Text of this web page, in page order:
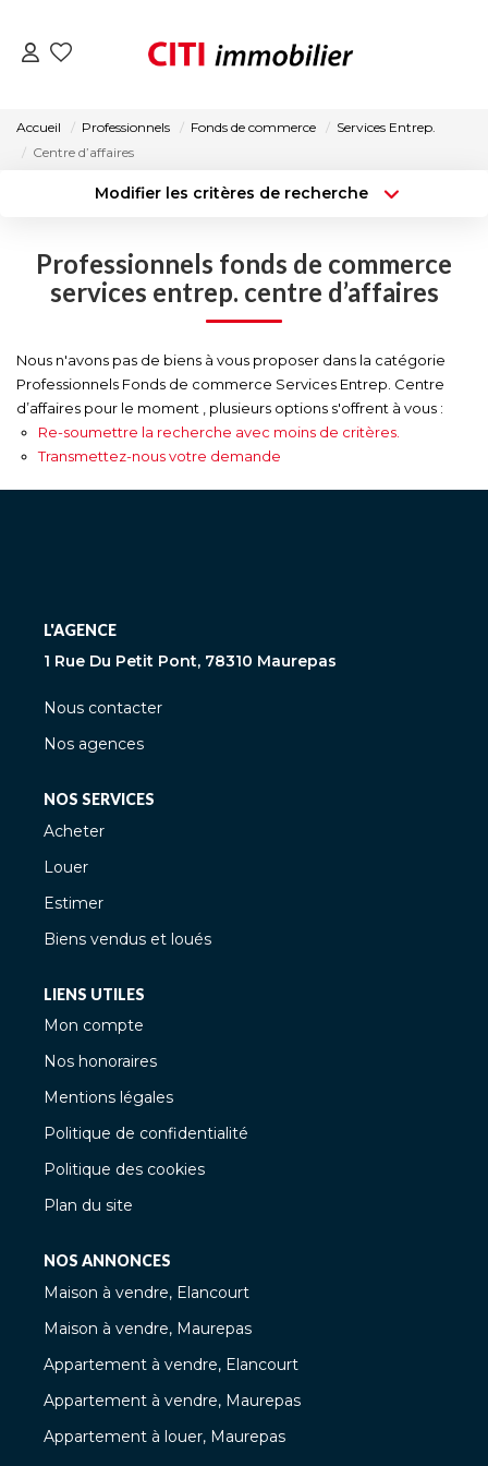
NOS AGENCES
ACTUALITÉS
CONTACT
Accueil Professionnels Fonds de commerce
Services Entrep.
Centre d’affaires
Modifier les critères de recherche
Sélectionnez...
Type de bien
Surface min
Créer une alerte
Professionnels fonds de commerce
services entrep. centre d’affaires
Nous n'avons pas de biens à vous proposer dans la catégorie
Professionnels Fonds de commerce Services Entrep. Centre
d’affaires pour le moment , plusieurs options s'offrent à vous :
Re-soumettre la recherche avec moins de critères.
Transmettez-nous votre demande
L'AGENCE
1 Rue Du Petit Pont, 78310 Maurepas
Nous contacter
Nos agences
NOS SERVICES
Acheter
Louer
Estimer
Biens vendus et loués
LIENS UTILES
Mon compte
Nos honoraires
Mentions légales
Politique de confidentialité
Politique des cookies
Plan du site
NOS ANNONCES
Maison à vendre, Elancourt
Maison à vendre, Maurepas
Appartement à vendre, Elancourt
Appartement à vendre, Maurepas
Appartement à louer, Maurepas